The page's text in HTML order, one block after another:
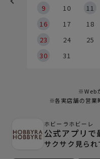
9
10 11
16
17 18
23
24 25
30
31
※Web
※各実店舗の営業
ホビーラホビーレ
公式アプリで
サクサク見ら